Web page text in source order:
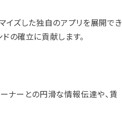
イズした独自のアプリを展開でき
の確立に貢献します。
ナーとの円滑な情報伝達や、賃